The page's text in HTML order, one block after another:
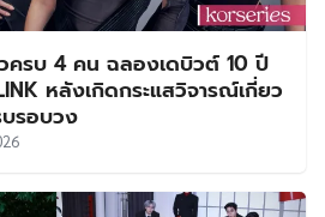
ครบ 4 คน ฉลองเดบิวต์ 10 ปี
หลังเกิดกระแสวิจารณ์เกี่ยว
รอบวง